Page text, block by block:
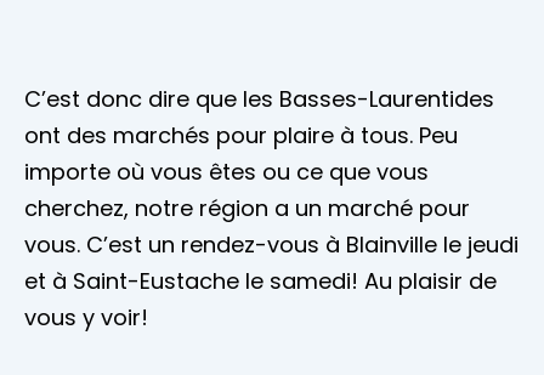
C’est donc dire que les Basses-Laurentides
ont des marchés pour plaire à tous. Peu
importe où vous êtes ou ce que vous
cherchez, notre région a un marché pour
vous. C’est un rendez-vous à Blainville le jeudi
et à Saint-Eustache le samedi! Au plaisir de
vous y voir!